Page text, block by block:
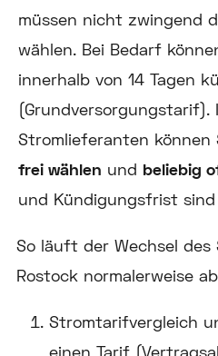
müssen nicht zwingend
wählen. Bei Bedarf
innerhalb von 14 Tagen
(Grundversorgungstarif).
Stromlieferanten können
frei wählen und beliebig
und Kündigungsfrist
So läuft der Wechsel des
Rostock normalerweise
Stromtarifvergleich
einen Tarif